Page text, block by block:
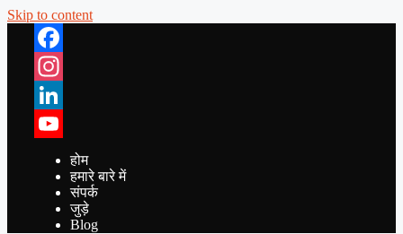
Skip to content
Facebook
Instagram
LinkedIn
YouTube
होम
हमारे बारे में
संपर्क
जुड़े
Blog